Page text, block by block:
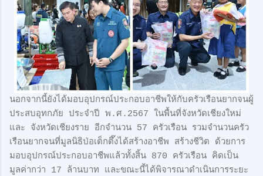
นอกจากนี้ยังได้มอบอุปกรณ์ประกอบอาชีพให้กับครัวเรือนยากจนผู้
ประสบอุทกภัย ประจำปี พ.ศ.2567 ในพื้นที่จังหวัดเชียงใหม่
และ จังหวัดเชียงราย อีกจำนวน 57 ครัวเรือน รวมจำนวนครัว
เรือนยากจนที่มูลนิธิป่อเต็กตึ๊งได้สร้างอาชีพ สร้างชีวิต ด้วยการ
มอบอุปกรณ์ประกอบอาชีพแล้วทั้งสิ้น 870 ครัวเรือน คิดเป็น
มูลค่ากว่า 17 ล้านบาท และขณะนี้ได้พิจารณาดำเนินการระยะ